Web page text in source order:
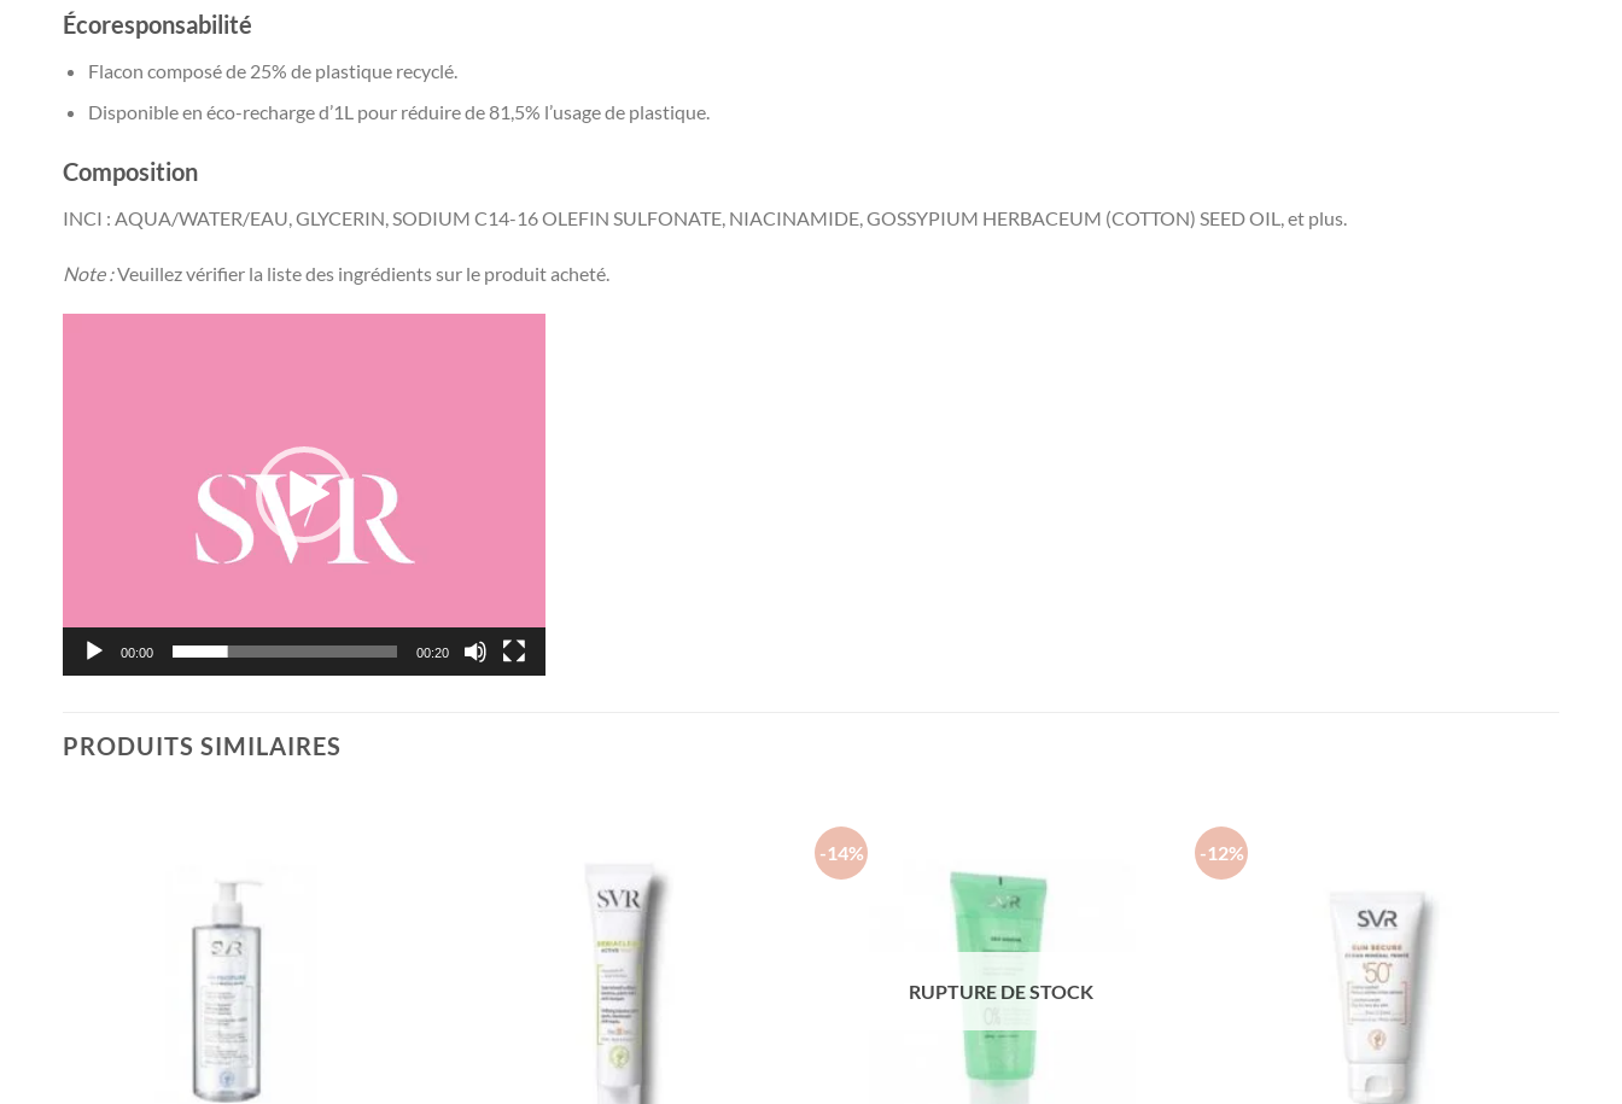
Écoresponsabilité
Flacon composé de 25% de plastique recyclé.
Disponible en éco-recharge d’1L pour réduire de 81,5% l’usage de plastique.
Composition
INCI : AQUA/WATER/EAU, GLYCERIN, SODIUM C14-16 OLEFIN SULFONATE, NIACINAMIDE, GOSSYPIUM HERBACEUM (COTTON) SEED OIL, et plus.
Note :Veuillez vérifier la liste des ingrédients sur le produit acheté.
00:00 00:20
PRODUITS SIMILAIRES
-14%
RUPTURE DE STOCK
-12%